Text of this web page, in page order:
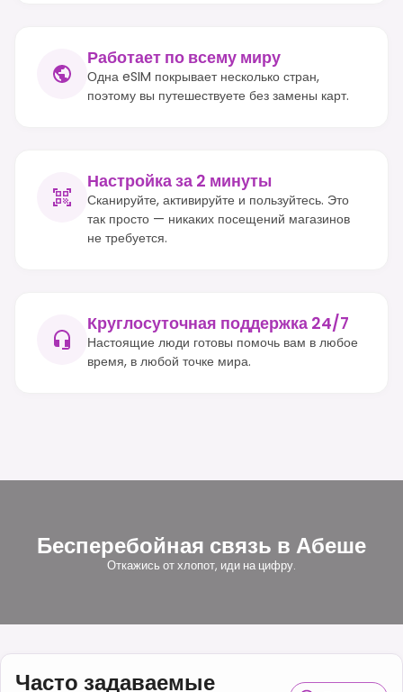
Работает по всему миру
Одна eSIM покрывает несколько стран,
поэтому вы путешествуете без замены карт.
Настройка за 2 минуты
Сканируйте, активируйте и пользуйтесь. Это
так просто — никаких посещений магазинов
не требуется.
Круглосуточная поддержка 24/7
Настоящие люди готовы помочь вам в любое
время, в любой точке мира.
Бесперебойная связь в Абеше
Откажись от хлопот, иди на цифру.
Часто задаваемые